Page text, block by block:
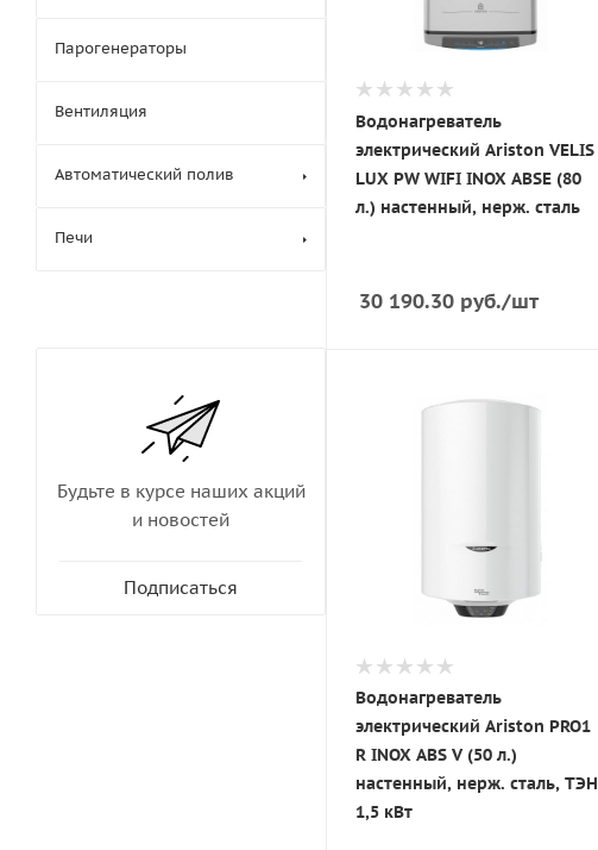
Водонагреватель
электрический Ariston VELIS
LUX PW WIFI INOX ABSE (80
л.) настенный, нерж. сталь
30 190.30 руб./шт
Водонагреватель
электрический Ariston PRO1
R INOX ABS V (50 л.)
настенный, нерж. сталь, ТЭН
1,5 кВт
Парогенераторы
Вентиляция
Автоматический полив
Печи
Будьте в курсе наших акций
и новостей
Подписаться